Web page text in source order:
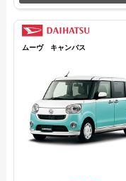
ムーヴ キャンバス